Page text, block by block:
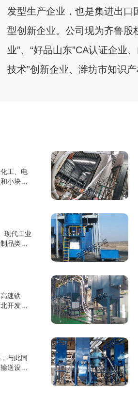
发型生产企业，也是集进出
型创新企业。公司现为齐鲁股
业”、“好品山东”CA认证企业
技术”创新企业、潍坊市知识
工、电
小块状
现代工业
品类、
速铁
开发，
与此同
送设备